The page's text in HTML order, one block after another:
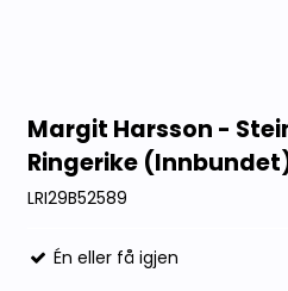
Margit Harsson -
Ringerike
LRI29B52589
Én eller få igjen